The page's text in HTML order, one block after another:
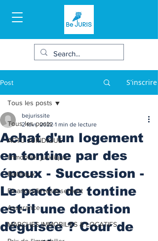
Post S'inscrire
Tous les posts
ACTU JURIDIQUE
Immobilier juridique
Bail/baux
Finances/Investissement
Assurance
MARCHES IMMOBILIES & LOCATIFS
Tous les posts
Achat d'un logement
en tontine par des
époux - Succession -
Le pacte de tontine
est-il une donation
déguisée ? Cour de
bejurissite
2 févr. 2022 1 min de lecture